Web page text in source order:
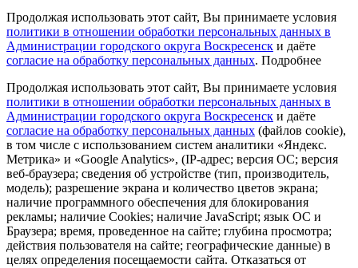
Продолжая использовать этот сайт, Вы принимаете условия
политики в отношении обработки персональных данных в
Администрации городского округа Воскресенск и даёте
согласие на обработку персональных данных. Подробнее
Продолжая использовать этот сайт, Вы принимаете условия
политики в отношении обработки персональных данных в
Администрации городского округа Воскресенск и даёте
согласие на обработку персональных данных (файлов cookie),
в том числе с использованием систем аналитики «Яндекс.
Метрика» и «Google Analytics», (IP-адрес; версия ОС; версия
веб-браузера; сведения об устройстве (тип, производитель,
модель); разрешение экрана и количество цветов экрана;
наличие программного обеспечения для блокирования
рекламы; наличие Cookies; наличие JavaScript; язык ОС и
Браузера; время, проведенное на сайте; глубина просмотра;
действия пользователя на сайте; географические данные) в
целях определения посещаемости сайта. Отказаться от